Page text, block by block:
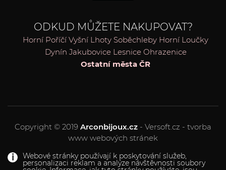
Webové stránky používají k poskytování služeb,
personalizaci reklam a analýze návštěvnosti soubory
ODKUD MŮŽETE NAKUPOVAT?
Horní Poříčí Vyšní Lhoty Soběchleby Horní Loučky
Dynín Jakubovice Lesnice Ohrazenice
Ostatní města ČR
Copyright © 2019 Arconbijoux.cz - Versoft.cz - tvorba
www webových stránek